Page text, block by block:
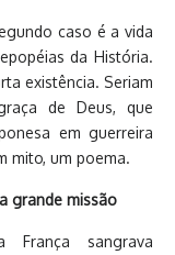
caso é a vida
da História.
existência. Seriam
de Deus, que
em guerreira
mito, um poema.
grande missão
França sangrava